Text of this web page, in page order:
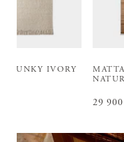
IVORY
Pris:
29